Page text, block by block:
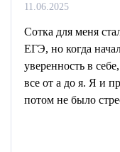
11.06.2025
Сотка для меня
EГЭ, но когда
уверенность в
все от а до я. Я и
потом не было